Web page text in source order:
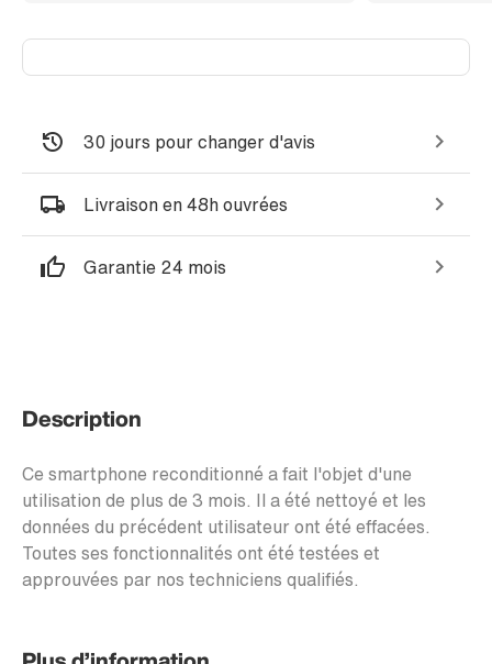
30 jours pour changer d'avis
Livraison en 48h ouvrées
Garantie 24 mois
Description
Ce smartphone reconditionné a fait l'objet d'une
utilisation de plus de 3 mois. Il a été nettoyé et les
données du précédent utilisateur ont été effacées.
Toutes ses fonctionnalités ont été testées et
approuvées par nos techniciens qualifiés.